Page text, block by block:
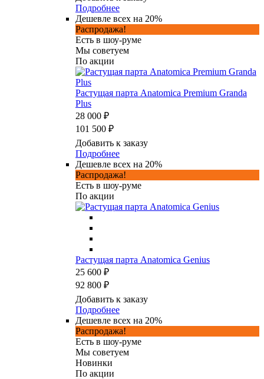
Подробнее
Дешевле всех на 20%
Распродажа!
Есть в шоу-руме
Мы советуем
По акции
Растущая парта Anatomica Premium Granda
Plus
28 000 ₽
101 500 ₽
Добавить к заказу
Подробнее
Дешевле всех на 20%
Распродажа!
Есть в шоу-руме
По акции
Растущая парта Anatomica Genius
25 600 ₽
92 800 ₽
Добавить к заказу
Подробнее
Дешевле всех на 20%
Распродажа!
Есть в шоу-руме
Мы советуем
Новинки
По акции